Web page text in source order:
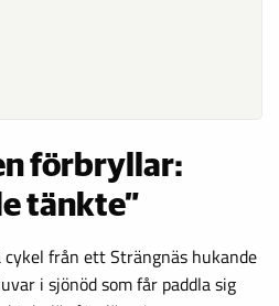
förbryllar:
tänkte”
cykel från ett Strängnäs hukande
i sjönöd som får paddla sig